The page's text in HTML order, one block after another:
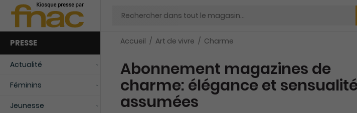
Chercher
PRESSE
Actualité
Féminins
Jeunesse
Accueil Art de vivre Charme
Abonnement magazines de
charme: élégance et sensualité
assumées